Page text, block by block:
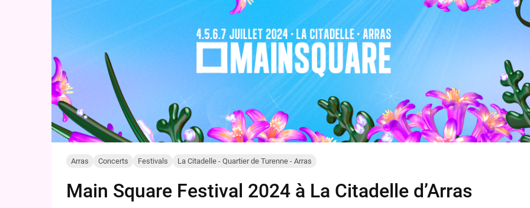
Arras Concerts Festivals La Citadelle - Quartier de Turenne - Arras
Main Square Festival 2024 à La Citadelle d’Arras